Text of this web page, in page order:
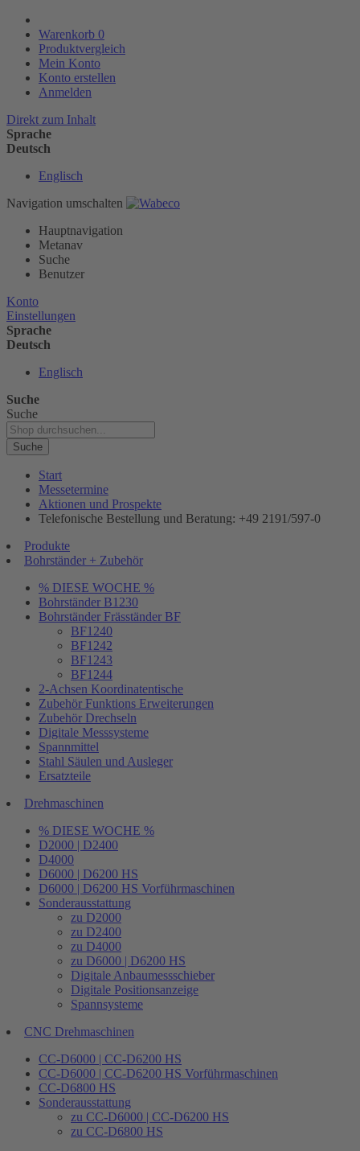
Warenkorb 0
Produktvergleich
Mein Konto
Konto erstellen
Anmelden
Direkt zum Inhalt
Sprache
Deutsch
Englisch
Navigation umschalten
Hauptnavigation
Metanav
Suche
Benutzer
Konto
Einstellungen
Sprache
Deutsch
Englisch
Suche
Suche
Suche
Start
Messetermine
Aktionen und Prospekte
Telefonische Bestellung und Beratung: +49 2191/597-0
Produkte
Bohrständer + Zubehör
% DIESE WOCHE %
Bohrständer B1230
Bohrständer Fräsständer BF
BF1240
BF1242
BF1243
BF1244
2-Achsen Koordinatentische
Zubehör Funktions Erweiterungen
Zubehör Drechseln
Digitale Messsysteme
Spannmittel
Stahl Säulen und Ausleger
Ersatzteile
Drehmaschinen
% DIESE WOCHE %
D2000 | D2400
D4000
D6000 | D6200 HS
D6000 | D6200 HS Vorführmaschinen
Sonderausstattung
zu D2000
zu D2400
zu D4000
zu D6000 | D6200 HS
Digitale Anbaumessschieber
Digitale Positionsanzeige
Spannsysteme
CNC Drehmaschinen
CC-D6000 | CC-D6200 HS
CC-D6000 | CC-D6200 HS Vorführmaschinen
CC-D6800 HS
Sonderausstattung
zu CC-D6000 | CC-D6200 HS
zu CC-D6800 HS